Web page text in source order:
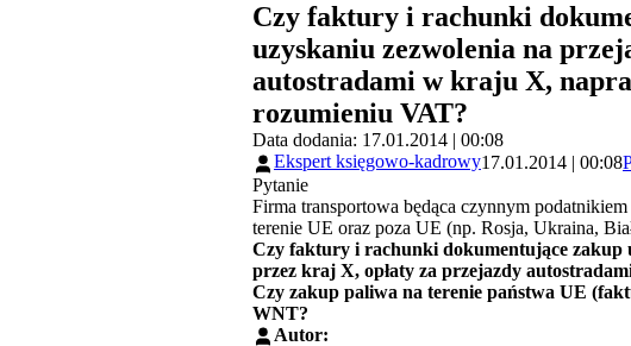
Czy faktury i rachunki
uzyskaniu zezwolenia na
autostradami w kraju X,
rozumieniu VAT?
Data dodania: 17.01.2014 | 00:08
Ekspert księgowo-kadrowy17.01.2014 | 00:08
Pytanie
Firma transportowa będąca czynnym
terenie UE oraz poza UE (np. Rosja, Ukraina,
Czy faktury i rachunki dokumentujące zakup
przez kraj X, opłaty za przejazdy
Czy zakup paliwa na terenie państwa UE
WNT?
Autor: